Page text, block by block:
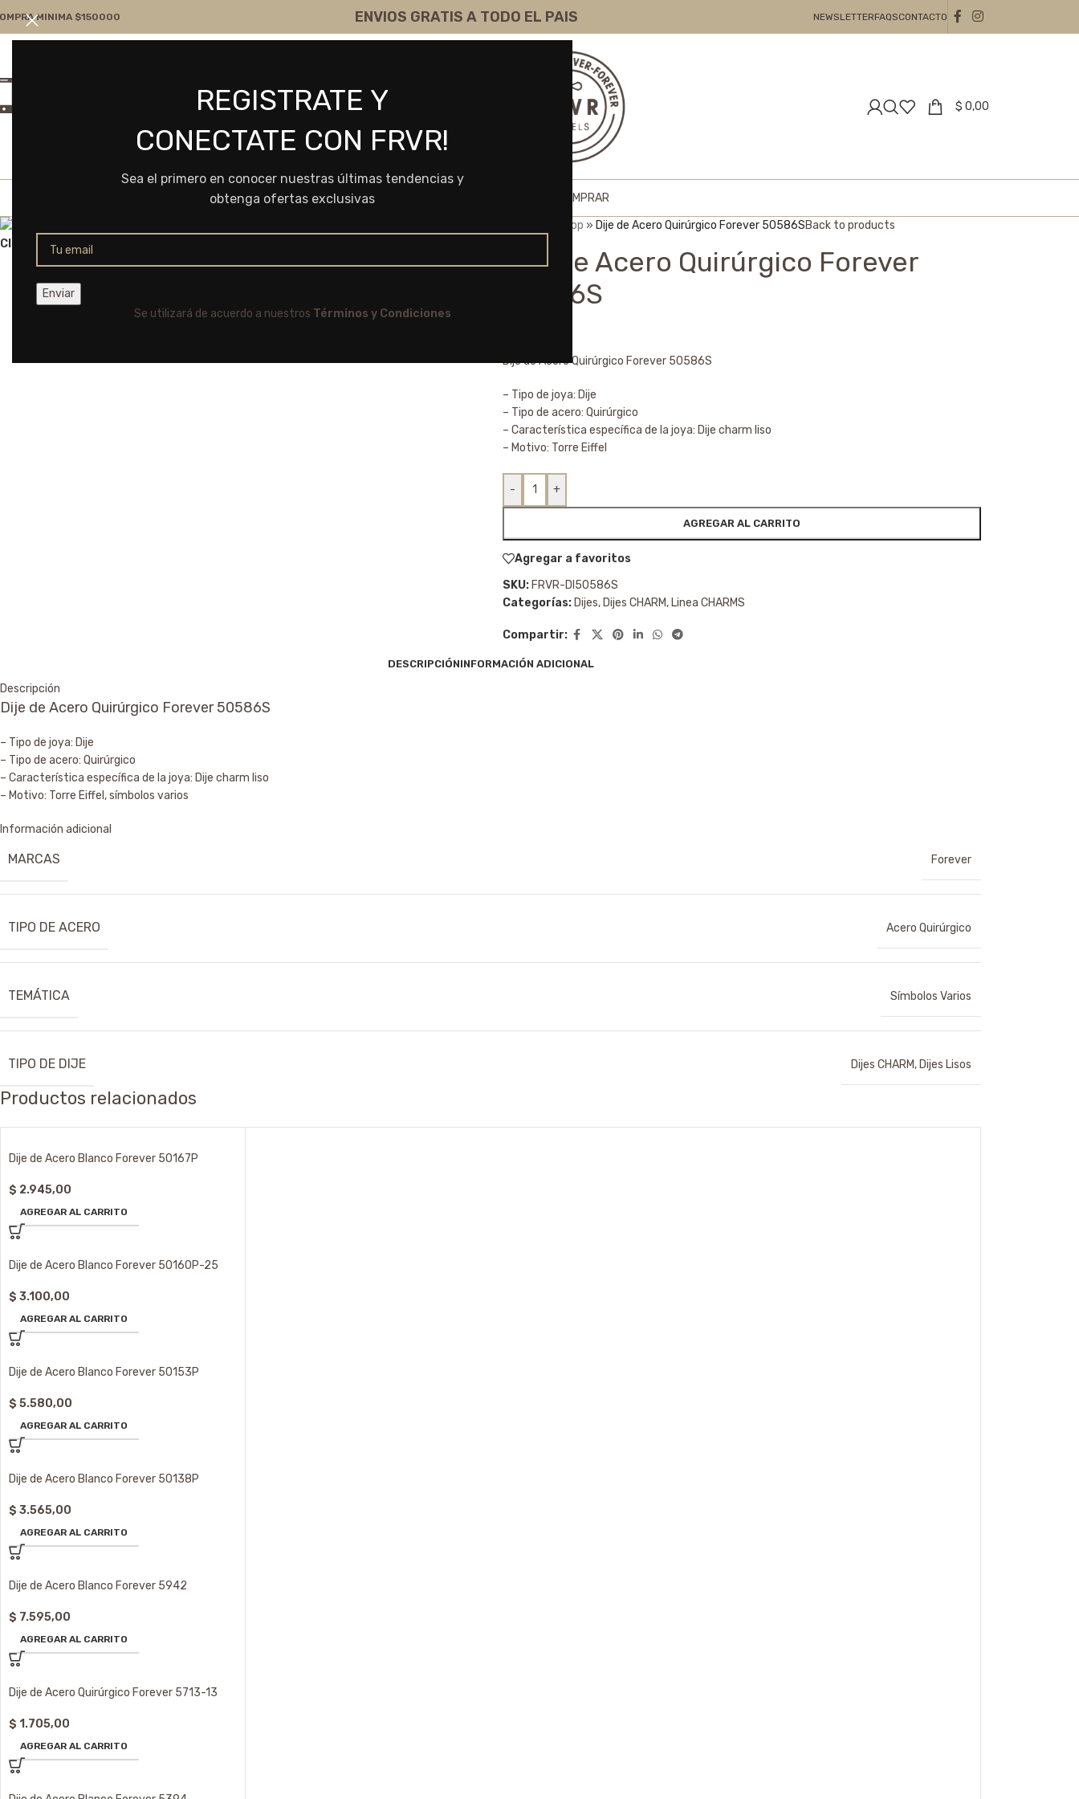
REGISTRATE Y
CONECTATE CON FRVR!
Sea el primero en conocer nuestras últimas tendencias y
obtenga ofertas exclusivas
Se utilizará de acuerdo a nuestros Términos y Condiciones
MINIMA $150000 ENVIOS GRATIS A TODO EL PAIS NEWSLETTERFAQSCONTACTO
ventas@frvr.com.ar
$ 0,00
HOME COMO COMPRAR
Click to enlarge
Shop » Dije de Acero Quirúrgico Forever 50586SBack to products
Dije de Acero Quirúrgico Forever
50586S
Dije de Acero Quirúrgico Forever 50586S
– Tipo de joya: Dije
– Tipo de acero: Quirúrgico
– Característica específica de la joya: Dije charm liso
– Motivo: Torre Eiffel
- +
AGREGAR AL CARRITO
Agregar a favoritos
SKU: FRVR-DI50586S
Categorías: Dijes, Dijes CHARM, Linea CHARMS
Compartir:
DESCRIPCIÓNINFORMACIÓN ADICIONAL
Descripción
Dije de Acero Quirúrgico Forever 50586S
– Tipo de joya: Dije
– Tipo de acero: Quirúrgico
– Característica específica de la joya: Dije charm liso
– Motivo: Torre Eiffel, símbolos varios
Información adicional
MARCAS Forever
TIPO DE ACERO Acero Quirúrgico
TEMÁTICA Símbolos Varios
TIPO DE DIJE Dijes CHARM, Dijes Lisos
Productos relacionados
Dije de Acero Blanco Forever 50167P
$ 2.945,00
AGREGAR AL CARRITO
Dije de Acero Blanco Forever 50160P-25
$ 3.100,00
AGREGAR AL CARRITO
Dije de Acero Blanco Forever 50153P
$ 5.580,00
AGREGAR AL CARRITO
Dije de Acero Blanco Forever 50138P
$ 3.565,00
AGREGAR AL CARRITO
Dije de Acero Blanco Forever 5942
$ 7.595,00
AGREGAR AL CARRITO
Dije de Acero Quirúrgico Forever 5713-13
$ 1.705,00
AGREGAR AL CARRITO